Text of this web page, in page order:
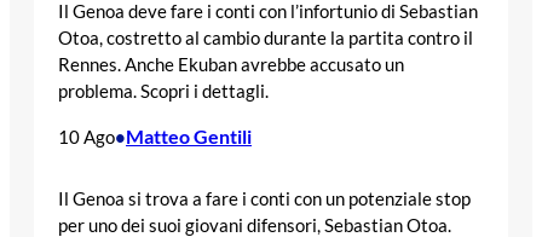
Il Genoa deve fare i conti con l’infortunio di Sebastian
Otoa, costretto al cambio durante la partita contro il
Rennes. Anche Ekuban avrebbe accusato un
problema. Scopri i dettagli.
10 Ago•Matteo Gentili
Il Genoa si trova a fare i conti con un potenziale stop
per uno dei suoi giovani difensori, Sebastian Otoa.